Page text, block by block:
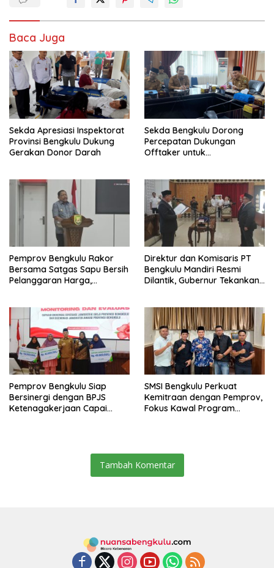
Baca Juga
Sekda Apresiasi Inspektorat
Provinsi Bengkulu Dukung
Gerakan Donor Darah
Sekda Bengkulu Dorong
Percepatan Dukungan
Offtaker untuk
Pemprov Bengkulu Rakor
Bersama Satgas Sapu Bersih
Pelanggaran Harga,
Masih Jadi Sorotan
Direktur dan Komisaris PT
Bengkulu Mandiri Resmi
Dilantik, Gubernur Tekankan
Pemprov Bengkulu Siap
Bersinergi dengan BPJS
Ketenagakerjaan Capai
SMSI Bengkulu Perkuat
Kemitraan dengan Pemprov,
Fokus Kawal Program
Tambah Komentar